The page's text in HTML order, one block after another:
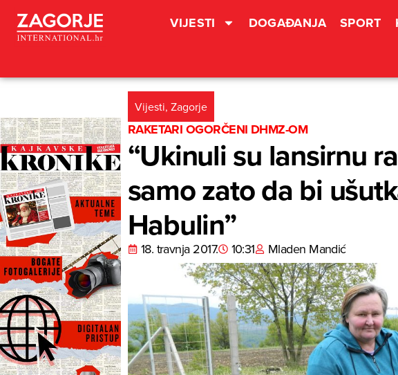
VIJESTI DOGAĐANJA SPORT
Vijesti, Zagorje
RAKETARI OGORČENI DHMZ-OM
“Ukinuli su lansirnu
samo zato da bi
Habulin”
18. travnja 2017. 10:31 Mladen Mandić